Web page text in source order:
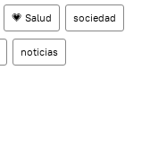
💗 Salud sociedad
noticias